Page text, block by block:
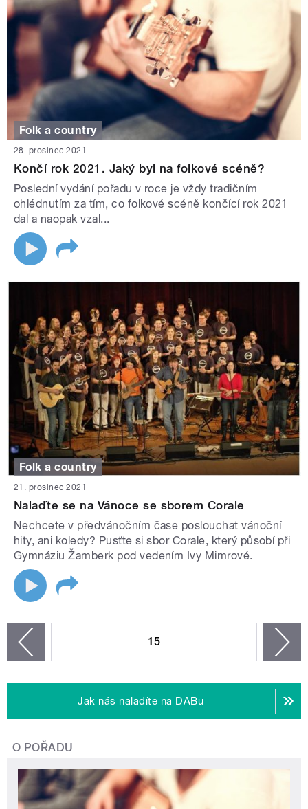
Folk a country
28. prosinec 2021
Končí rok 2021. Jaký byl na folkové scéně?
Poslední vydání pořadu v roce je vždy tradičním
ohlédnutím za tím, co folkové scéně končící rok 2021
dal a naopak vzal...
Folk a country
21. prosinec 2021
Nalaďte se na Vánoce se sborem Corale
Nechcete v předvánočním čase poslouchat vánoční
hity, ani koledy? Pusťte si sbor Corale, který působí při
Gymnáziu Žamberk pod vedením Ivy Mimrové.
15
Jak nás naladíte na DABu
O POŘADU